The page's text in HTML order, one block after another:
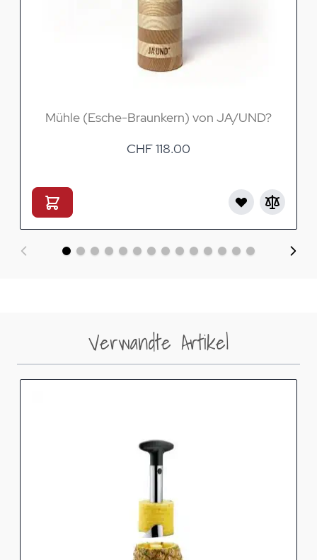
Mühle (Esche-Braunkern) von JA/UND?
CHF 118.00
Verwandte Artikel